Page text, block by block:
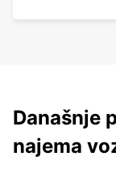
Današnje
najema